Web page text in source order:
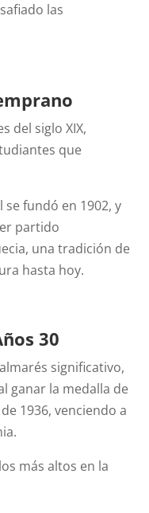
las
del siglo XIX,
que
fundó en 1902, y
partido
una tradición de
hasta hoy.
30
significativo,
ganar la medalla de
1936, venciendo a
más altos en la